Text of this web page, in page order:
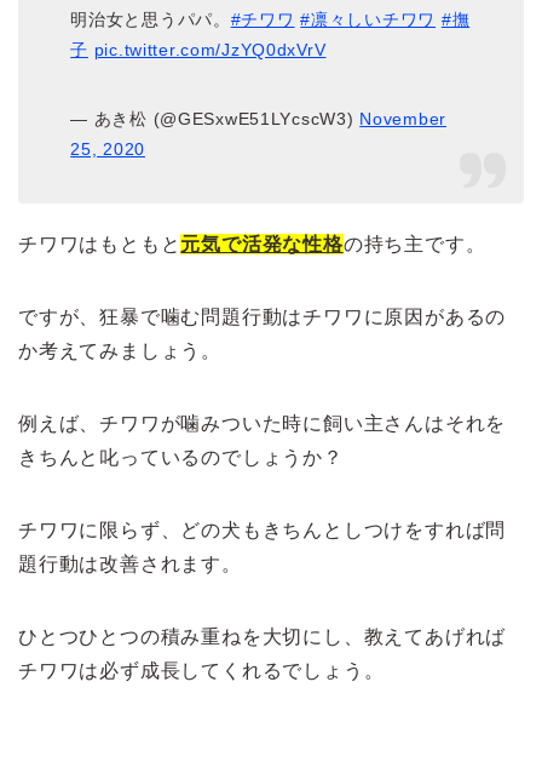
明治女と思うパパ。 #チワワ #凛々しいチワワ #撫
子 pic.twitter.com/JzYQ0dxVrV
— あき松 (@GESxwE51LYcscW3) November
25, 2020
チワワはもともと 元気で活発な性格の持ち主です。
ですが、狂暴で噛む問題行動はチワワに原因があるの
か考えてみましょう。
例えば、チワワが噛みついた時に飼い主さんはそれを
きちんと叱っているのでしょうか？
チワワに限らず、どの犬もきちんとしつけをすれば問
題行動は改善されます。
ひとつひとつの積み重ねを大切にし、教えてあげれば
チワワは必ず成長してくれるでしょう。